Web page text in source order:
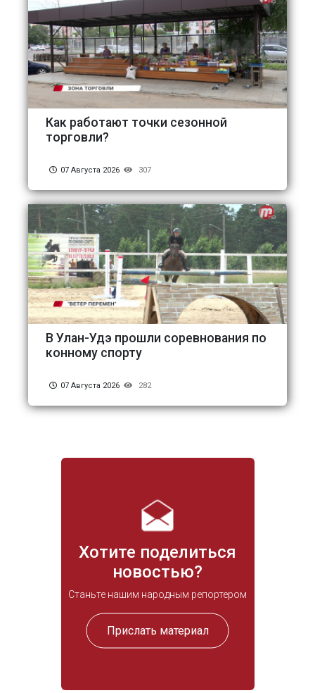
Хотите поделиться
новостью?
Станьте нашим народным репортером
Прислать материал
Как работают точки сезонной
торговли?
07 Августа 2026 307
В Улан-Удэ прошли соревнования по
конному спорту
07 Августа 2026 282